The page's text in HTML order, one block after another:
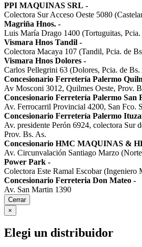
PPI MAQUINAS SRL -
Colectora Sur Acceso Oeste 5080
Magriña Hnos. -
Luis María Drago 1400 (Tortuguitas,
Vismara Hnos Tandil -
Colectora Macaya 107 (Tandil, Pcia. de
Vismara Hnos Dolores -
Carlos Pellegrini 63 (Dolores, Pcia. de Bs.
Concesionario Ferretería Palermo
Av Mosconi 3012, Quilmes Oeste, Prov.
Concesionario Ferretería Palermo San
Av. Ferrocarril Provincial 4200, San Fco.
Concesionario Ferretería Palermo
Av. presidente Perón 6924, colectora Sur
Prov. Bs. As.
Concesionario HMC MAQUINAS &
Av. Circunvalación Santiago Marzo
Power Park -
Colectora Este Ramal Escobar (Ingeniero
Concesionario Ferreteria Don Mateo -
Av. San Martin 1390
Cerrar
×
Elegi un distribuidor